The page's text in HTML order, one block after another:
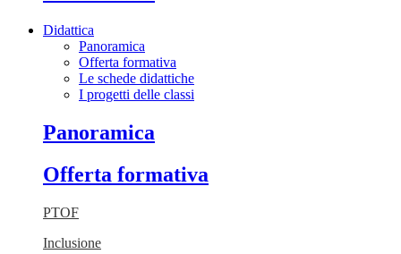
Didattica
Panoramica
Offerta formativa
Le schede didattiche
I progetti delle classi
Panoramica
Offerta formativa
PTOF
Inclusione